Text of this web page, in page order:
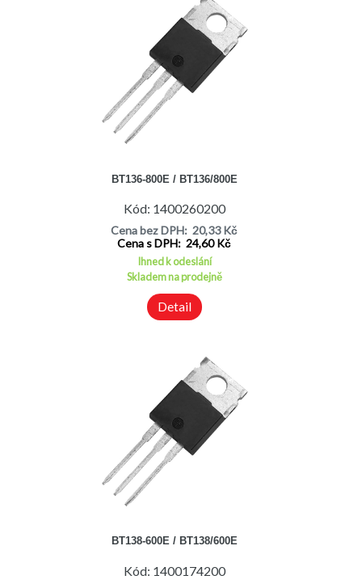
BT136-800E / BT136/800E
Kód: 1400260200
Cena bez DPH: 20,33 Kč
Cena s DPH: 24,60 Kč
Ihned k odeslání
Skladem na prodejně
Detail
BT138-600E / BT138/600E
Kód: 1400174200